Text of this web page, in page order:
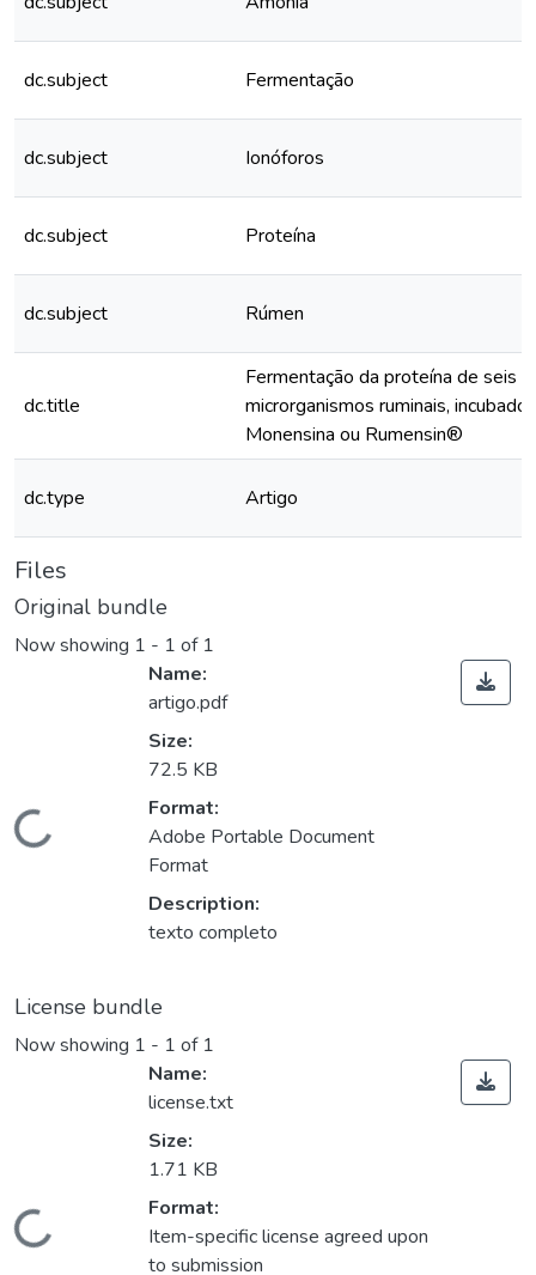
dc.subject Fermentação
dc.subject Ionóforos
dc.subject Proteína
dc.subject Rúmen
dc.title
Fermentação da proteína de seis
microrganismos ruminais,
Monensina ou Rumensin®
dc.type Artigo
Files
Original bundle
Now showing 1 - 1 of 1
Name:
artigo.pdf
Size:
72.5 KB
Format:
Adobe Portable Document
Format
Description:
texto completo
License bundle
Now showing 1 - 1 of 1
Name:
license.txt
Size:
1.71 KB
Format:
Item-specific license agreed upon
to submission